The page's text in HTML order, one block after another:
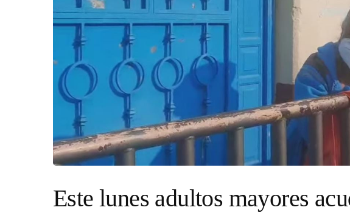
Este lunes adultos mayores